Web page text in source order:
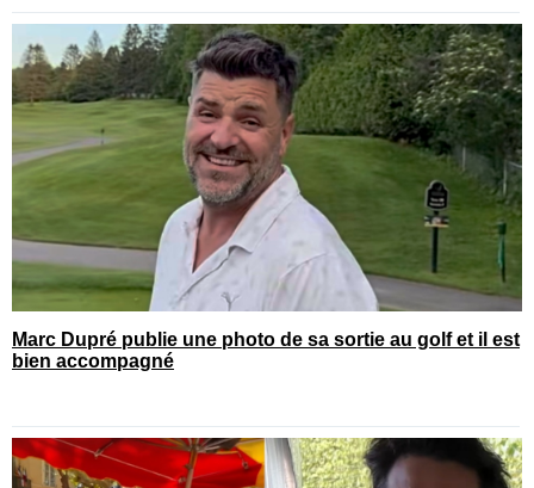
Marc Dupré publie une photo de sa sortie au golf et il est
bien accompagné